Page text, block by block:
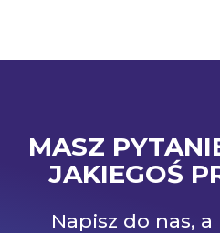
MASZ
JAKIEGOŚ
Napisz do nas,